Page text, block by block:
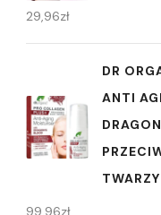
29,96zł
DR
ANTI
99,96zł